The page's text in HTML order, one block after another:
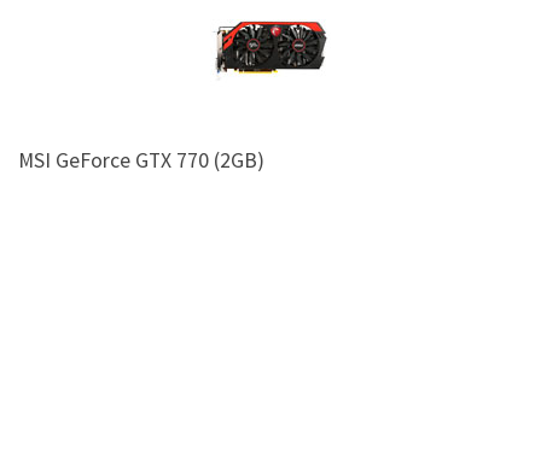
MSI GeForce GTX 770 (2GB)